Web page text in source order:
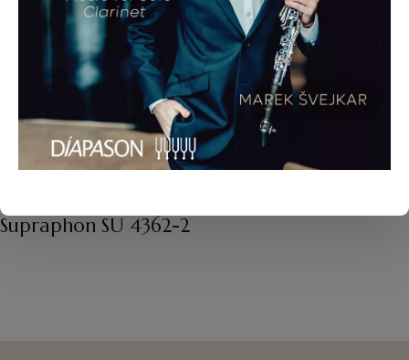
Pierre Boulez (1925-2016) :Domaines
1. Original
2. Miroir
Marek Švejkar, clarinette
Supraphon SU 4362-2